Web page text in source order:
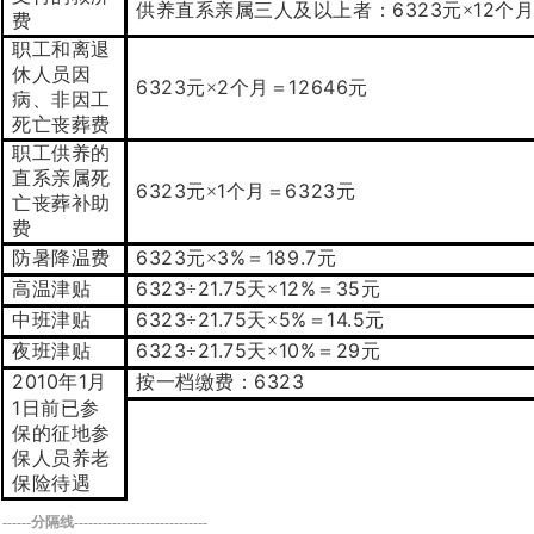
费
供养直系亲属三人及以上者： 6323元×12个月
职工和离退
休人员因
病、非因工
死亡丧葬费
6323元×2个月＝ 12646元
职工供养的
直系亲属死
亡丧葬补助
费
6323元×1个月＝ 6323元
防暑降温费 6323元×3% ＝ 189.7元
高温津贴
6323÷21.75天×12% ＝ 35元
中班津贴
6323÷21.75天×5% ＝ 14.5元
夜班津贴
6323÷21.75天×10% ＝ 29元
2010年1 月
1 日前已参
保的征地参
保人员养老
保险待遇
按一档缴费： 6323
------分隔线----------------------------